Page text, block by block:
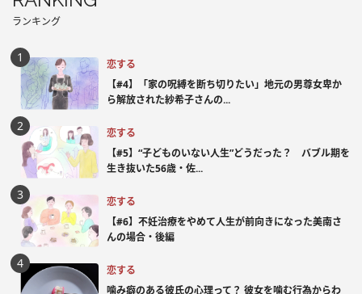
ランキング
恋する
【#4】「家の呪縛を断ち切りたい」地元の男尊女卑か
ら解放された紗希子さんの...
恋する
【#5】“子どものいない人生”どうだった？ バブル期を
生き抜いた56歳・佐...
恋する
【#6】不妊治療をやめて人生が前向きになった美南さ
んの場合・後編
恋する
噛み癖のある彼氏の心理って？ 彼女を噛む行為からわ